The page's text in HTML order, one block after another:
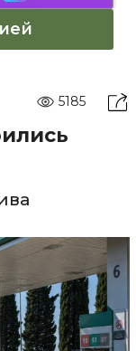
5185